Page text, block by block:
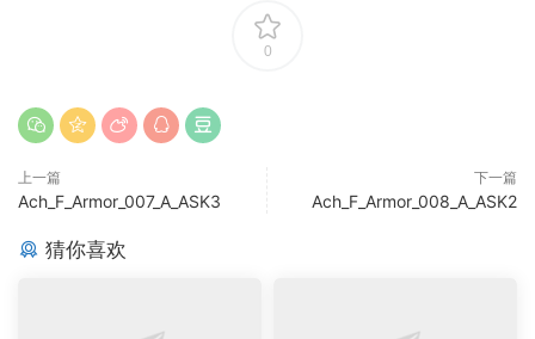
0
上一篇
Ach_F_Armor_007_A_ASK3
下一篇
Ach_F_Armor_008_A_ASK2
猜你喜欢